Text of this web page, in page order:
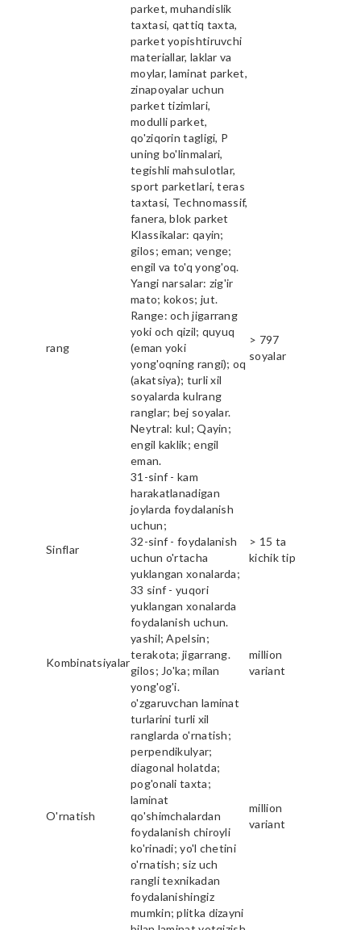
parket, muhandislik
taxtasi, qattiq taxta,
parket yopishtiruvchi
materiallar, laklar va
moylar, laminat parket,
zinapoyalar uchun
parket tizimlari,
modulli parket,
qo'ziqorin tagligi, P
uning bo'linmalari,
tegishli mahsulotlar,
sport parketlari, teras
taxtasi, Technomassif,
fanera, blok parket
rang
Klassikalar: qayin;
gilos; eman; venge;
engil va to'q yong'oq.
Yangi narsalar: zig'ir
mato; kokos; jut.
Range: och jigarrang
yoki och qizil; quyuq
(eman yoki
yong'oqning rangi); oq
(akatsiya); turli xil
soyalarda kulrang
ranglar; bej soyalar.
Neytral: kul; Qayin;
engil kaklik; engil
eman.
> 797
soyalar
Sinflar
31-sinf - kam
harakatlanadigan
joylarda foydalanish
uchun;
32-sinf - foydalanish
uchun o'rtacha
yuklangan xonalarda;
33 sinf - yuqori
yuklangan xonalarda
foydalanish uchun.
> 15 ta
kichik tip
Kombinatsiyalar
yashil; Apelsin;
terakota; jigarrang.
gilos; Jo'ka; milan
yong'og'i.
million
variant
O'rnatish
o'zgaruvchan laminat
turlarini turli xil
ranglarda o'rnatish;
perpendikulyar;
diagonal holatda;
pog'onali taxta;
laminat
qo'shimchalardan
foydalanish chiroyli
ko'rinadi; yo'l chetini
o'rnatish; siz uch
rangli texnikadan
foydalanishingiz
mumkin; plitka dizayni
million
variant